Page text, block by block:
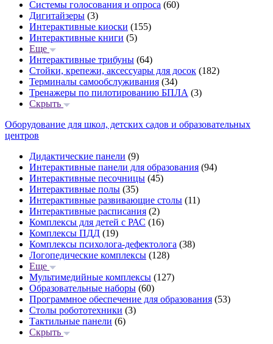
Системы голосования и опроса (60)
Дигитайзеры (3)
Интерактивные киоски (155)
Интерактивные книги (5)
Еще
Интерактивные трибуны (64)
Стойки, крепежи, аксессуары для досок (182)
Терминалы самообслуживания (34)
Тренажеры по пилотированию БПЛА (3)
Скрыть
Оборудование для школ, детских садов и образовательных
центров
Дидактические панели (9)
Интерактивные панели для образования (94)
Интерактивные песочницы (45)
Интерактивные полы (35)
Интерактивные развивающие столы (11)
Интерактивные расписания (2)
Комплексы для детей с РАС (16)
Комплексы ПДД (19)
Комплексы психолога-дефектолога (38)
Логопедические комплексы (128)
Еще
Мультимедийные комплексы (127)
Образовательные наборы (60)
Программное обеспечение для образования (53)
Столы робототехники (3)
Тактильные панели (6)
Скрыть